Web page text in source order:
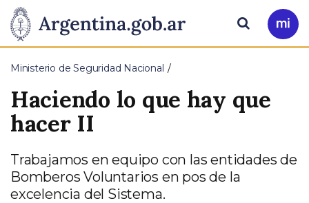
Presidencia
de
la
Nación
Pasar al contenido principal
Ir
a
Buscar
Ministerio de Seguridad Nacional
Haciendo lo que hay que
hacer II
Trabajamos en equipo con las entidades de
Bomberos Voluntarios en pos de la
excelencia del Sistema.